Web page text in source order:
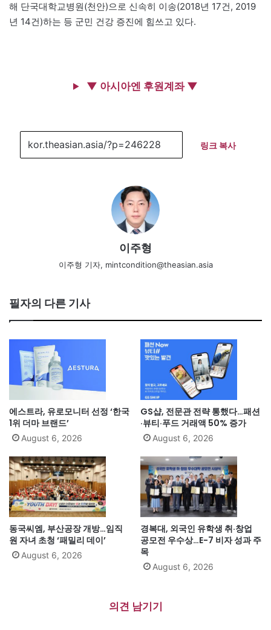
해 단국대학교병원(천안)으로 신속히 이송(2018년 17건, 2019
년 14건)하는 등 군민 건강 증진에 힘쓰고 있다.
▼ 아시아엔 후원계좌 ▼
링크 복사
이주형
이주형 기자, mintcondition@theasian.asia
필자의 다른 기사
에스트라, 유로모니터 선정 ‘한국
1위 더마 브랜드’
August 6, 2026
GS샵, 전문관 전략 통했다…패션
·뷰티·푸드 거래액 50% 증가
August 6, 2026
동국씨엠, 부산공장 개방…임직
원 자녀 초청 ‘패밀리 데이’
August 6, 2026
경복대, 외국인 유학생 취·창업
공모전 우수상…E-7 비자 성과 주
목
August 6, 2026
의견 남기기